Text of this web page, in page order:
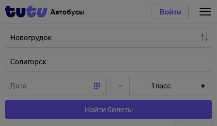
Автобусы Войти
1 пасс
Найти билеты